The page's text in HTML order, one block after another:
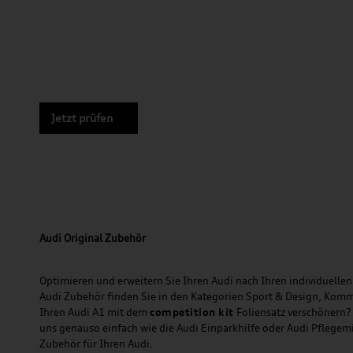
Jetzt prüfen
Audi Original Zubehör
Optimieren und erweitern Sie Ihren Audi nach Ihren
Audi Zubehör finden Sie in den Kategorien Sport & Design,
Ihren Audi A1 mit dem competition kit Foliensatz
uns genauso einfach wie die Audi Einparkhilfe oder Audi
Zubehör für Ihren Audi.